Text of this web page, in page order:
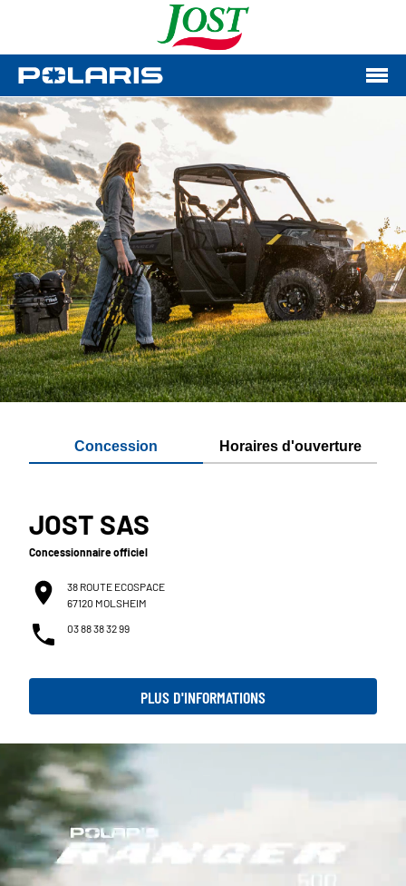
Concession Horaires d'ouverture
JOST SAS
Concessionnaire officiel
38 ROUTE ECOSPACE
67120 MOLSHEIM
03 88 38 32 99
PLUS D'INFORMATIONS